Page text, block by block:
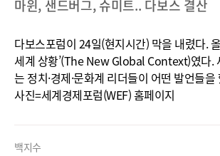
마윈, 샌드버그, 슈미트.. 다보스 결산
다보스포럼이 24일(현지시간) 막을 내렸다.
세계 상황’(The New Global Context)였다.
는 정치·경제·문화계 리더들이 어떤 발언들
사진=세계경제포럼(WEF) 홈페이지
백지수